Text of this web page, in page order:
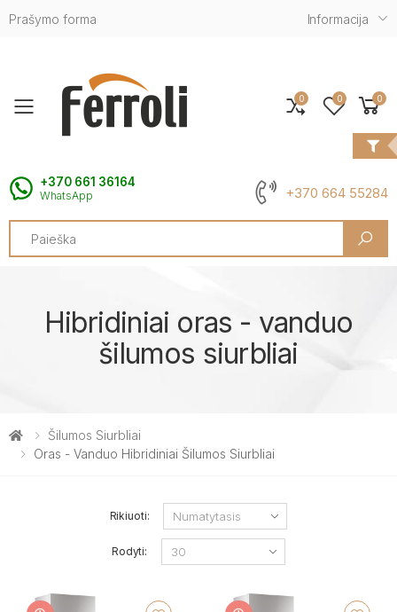
Prašymo forma Informacija
Toggle mobile menu
+370 661 36164
WhatsApp +370 664 55284
Search
0 0 0
Hibridiniai oras - vanduo
šilumos siurbliai
Šilumos Siurbliai
Oras - Vanduo Hibridiniai Šilumos Siurbliai
Rikiuoti:
Rodyti: